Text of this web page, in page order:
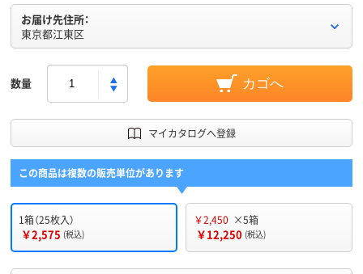
お届け先住所：
東京都江東区
数量 カゴへ
マイカタログへ登録
この商品は複数の販売単位があります
1箱（25枚入）
￥2,575 (税込)
￥2,450 ×5箱
￥12,250 (税込)